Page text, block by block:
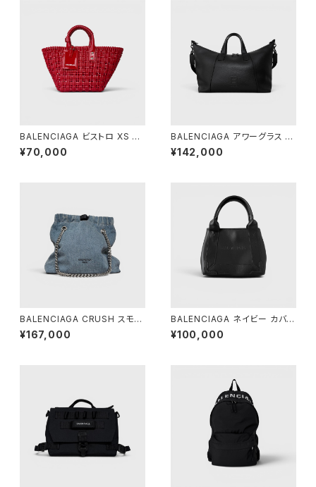
BALENCIAGA ビストロ XS バ
スケット レッド
¥70,000
BALENCIAGA アワーグラス ダ
ッフルバッグ ブラック
¥142,000
BALENCIAGA CRUSH スモー
ル トートバッグ デニム
¥167,000
BALENCIAGA ネイビー カバ X
S ブラック
¥100,000